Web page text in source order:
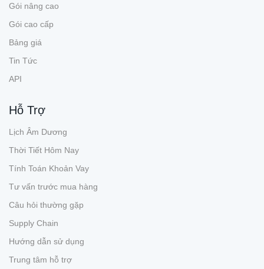
Gói nâng cao
Gói cao cấp
Bảng giá
Tin Tức
API
Hỗ Trợ
Lịch Âm Dương
Thời Tiết Hôm Nay
Tính Toán Khoản Vay
Tư vấn trước mua hàng
Câu hỏi thường gặp
Supply Chain
Hướng dẫn sử dụng
Trung tâm hỗ trợ